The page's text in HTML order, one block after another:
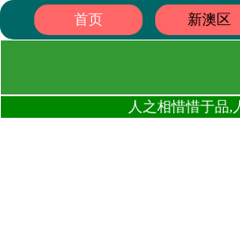
首页 新澳区
人之相惜惜于品,